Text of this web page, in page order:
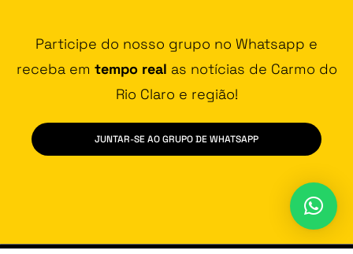
Participe do nosso grupo no Whatsapp e
receba em tempo real as notícias de Carmo do
Rio Claro e região!
JUNTAR-SE AO GRUPO DE WHATSAPP